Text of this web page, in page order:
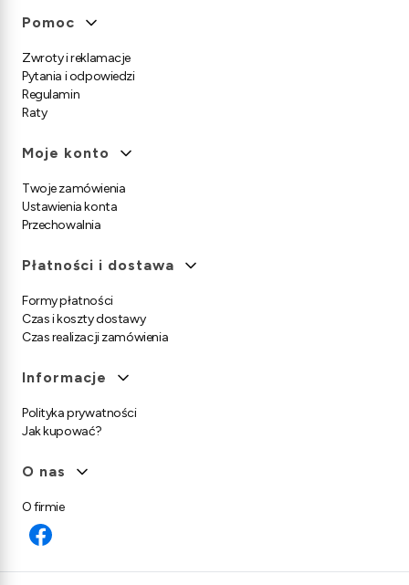
Linki w stopce
Pomoc
Zwroty i reklamacje
Pytania i odpowiedzi
Regulamin
Raty
Moje konto
Twoje zamówienia
Ustawienia konta
Przechowalnia
Płatności i dostawa
Formy płatności
Czas i koszty dostawy
Czas realizacji zamówienia
Informacje
Polityka prywatności
Jak kupować?
O nas
O firmie